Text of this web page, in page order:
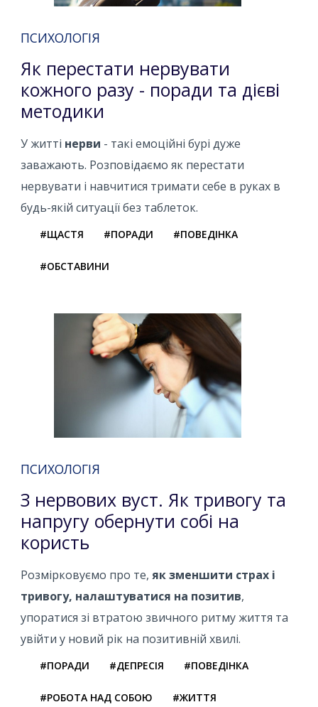
ПСИХОЛОГІЯ
Як перестати нервувати
кожного разу - поради та дієві
методики
У житті нерви - такі емоційні бурі дуже
заважають. Розповідаємо як перестати
нервувати і навчитися тримати себе в руках в
будь-якій ситуації без таблеток.
#ЩАСТЯ #ПОРАДИ #ПОВЕДІНКА
#ОБСТАВИНИ
ПСИХОЛОГІЯ
З нервових вуст. Як тривогу та
напругу обернути собі на
користь
Розмірковуємо про те, як зменшити страх і
тривогу, налаштуватися на позитив,
упоратися зі втратою звичного ритму життя та
увійти у новий рік на позитивній хвилі.
#ПОРАДИ #ДЕПРЕСІЯ #ПОВЕДІНКА
#РОБОТА НАД СОБОЮ #ЖИТТЯ